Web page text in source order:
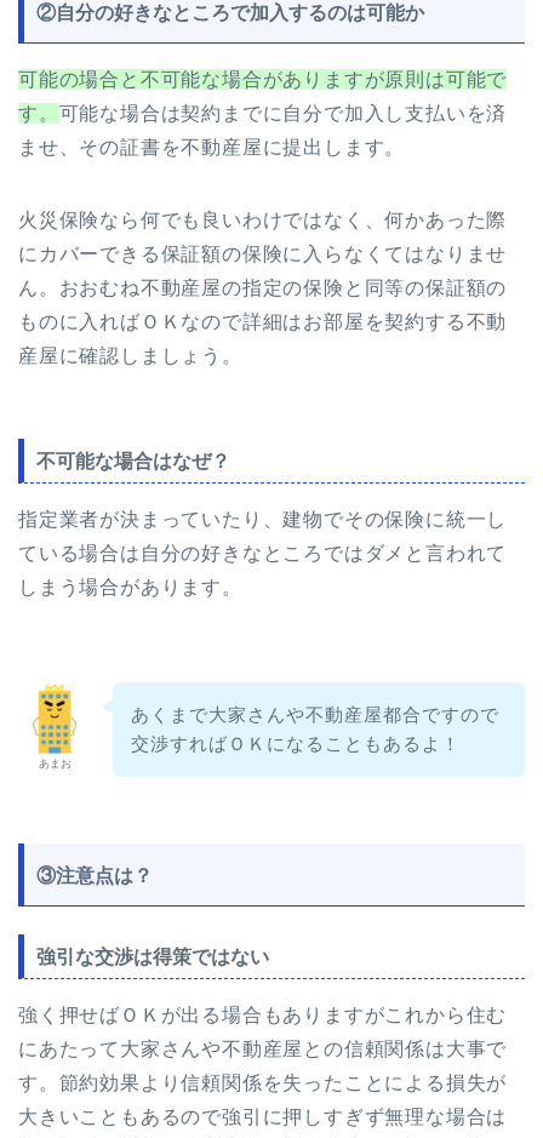
②自分の好きなところで加入するのは可能か
可能の場合と不可能な場合がありますが原則は可能で
す。 可能な場合は契約までに自分で加入し支払いを済
ませ、その証書を不動産屋に提出します。
火災保険なら何でも良いわけではなく、何かあった際
にカバーできる保証額の保険に入らなくてはなりませ
ん。おおむね不動産屋の指定の保険と同等の保証額の
ものに入ればＯＫなので詳細はお部屋を契約する不動
産屋に確認しましょう。
不可能な場合はなぜ？
指定業者が決まっていたり、建物でその保険に統一し
ている場合は自分の好きなところではダメと言われて
しまう場合があります。
あまお
あくまで大家さんや不動産屋都合ですので
交渉すればＯＫになることもあるよ！
③注意点は？
強引な交渉は得策ではない
強く押せばＯＫが出る場合もありますがこれから住む
にあたって大家さんや不動産屋との信頼関係は大事で
す。節約効果より信頼関係を失ったことによる損失が
大きいこともあるので強引に押しすぎず無理な場合は